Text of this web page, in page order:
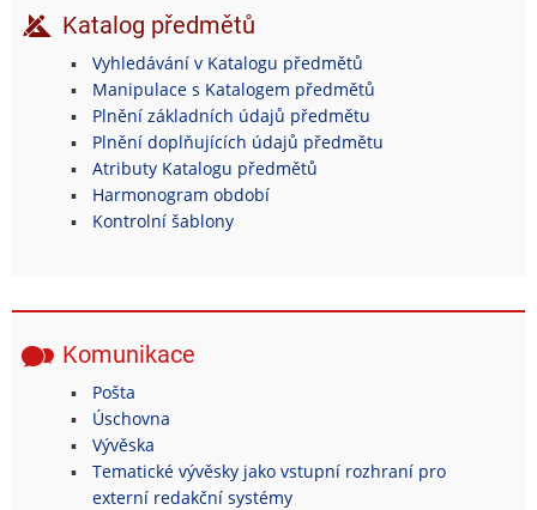
Katalog předmětů
Vyhledávání v Katalogu předmětů
Manipulace s Katalogem předmětů
Plnění základních údajů předmětu
Plnění doplňujících údajů předmětu
Atributy Katalogu předmětů
Harmonogram období
Kontrolní šablony
Komunikace
Pošta
Úschovna
Vývěska
Tematické vývěsky jako vstupní rozhraní pro
externí redakční systémy